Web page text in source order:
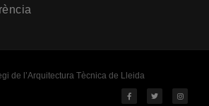
de l’Arquitectura Tècnica de Lleida